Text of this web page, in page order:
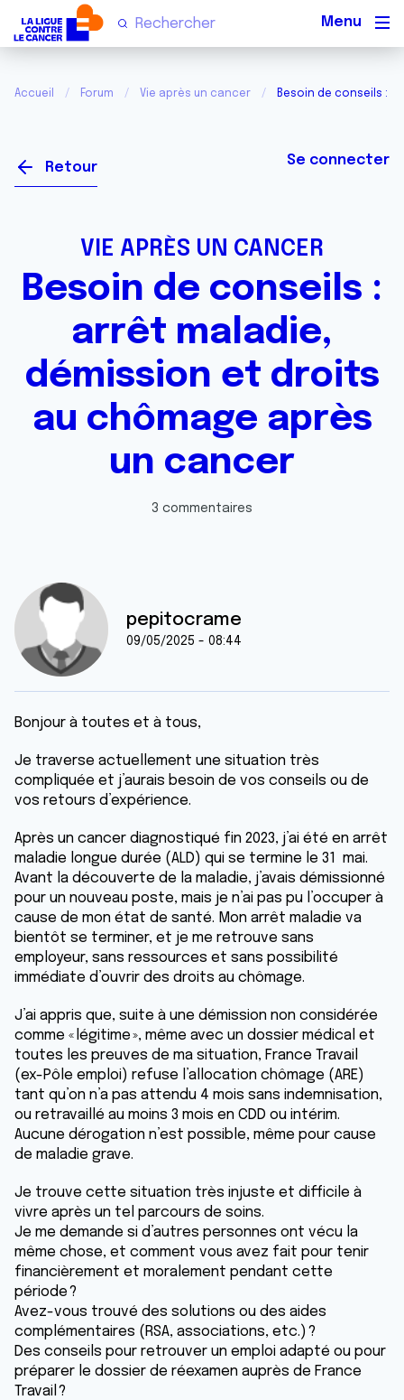
Accueil Forum Vie après un cancer Besoin de conseils :
Retour Se connecter
VIE APRÈS UN CANCER
Besoin de conseils :
arrêt maladie,
démission et droits
au chômage après
un cancer
3 commentaires
pepitocrame
09/05/2025 - 08:44
Bonjour à toutes et à tous,
Je traverse actuellement une situation très
compliquée et j’aurais besoin de vos conseils ou de
vos retours d’expérience.
Après un cancer diagnostiqué fin 2023, j’ai été en arrêt
maladie longue durée (ALD) qui se termine le 31 mai.
Avant la découverte de la maladie, j’avais démissionné
pour un nouveau poste, mais je n’ai pas pu l’occuper à
cause de mon état de santé. Mon arrêt maladie va
bientôt se terminer, et je me retrouve sans
employeur, sans ressources et sans possibilité
immédiate d’ouvrir des droits au chômage.
J’ai appris que, suite à une démission non considérée
comme « légitime », même avec un dossier médical et
toutes les preuves de ma situation, France Travail
(ex-Pôle emploi) refuse l’allocation chômage (ARE)
tant qu’on n’a pas attendu 4 mois sans indemnisation,
ou retravaillé au moins 3 mois en CDD ou intérim.
Aucune dérogation n’est possible, même pour cause
de maladie grave.
Je trouve cette situation très injuste et difficile à
vivre après un tel parcours de soins.
Je me demande si d’autres personnes ont vécu la
même chose, et comment vous avez fait pour tenir
financièrement et moralement pendant cette
période ?
Avez-vous trouvé des solutions ou des aides
complémentaires (RSA, associations, etc.) ?
Des conseils pour retrouver un emploi adapté ou pour
préparer le dossier de réexamen auprès de France
Travail ?